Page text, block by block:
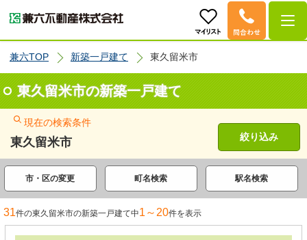
兼六TOP 新築一戸建て 東久留米市
東久留米市の新築一戸建て
現在の検索条件
東久留米市 絞り込み
市・区の変更 町名検索 駅名検索
31件の東久留米市の新築一戸建て中1～20件を表示